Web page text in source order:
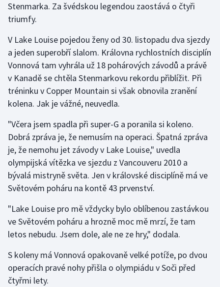
Golf
Gymnastika
Házená
Jezdectví
Judo
Krasobruslení
Lezení
Lyže a snowboard
Motorsport
Parasport
Stenmarka. Za švédskou legendou zaostává o čtyři
triumfy.
V Lake Louise pojedou ženy od 30. listopadu dva sjezdy
a jeden superobří slalom. Královna rychlostních disciplín
Vonnová tam vyhrála už 18 pohárových závodů a právě
v Kanadě se chtěla Stenmarkovu rekordu přiblížit. Při
tréninku v Copper Mountain si však obnovila zranění
kolena. Jak je vážné, neuvedla.
"Včera jsem spadla při super-G a poranila si koleno.
Dobrá zpráva je, že nemusím na operaci. Špatná zpráva
je, že nemohu jet závody v Lake Louise," uvedla
olympijská vítězka ve sjezdu z Vancouveru 2010 a
bývalá mistryně světa. Jen v královské disciplíně má ve
Světovém poháru na kontě 43 prvenství.
"Lake Louise pro mě vždycky bylo oblíbenou zastávkou
ve Světovém poháru a hrozně moc mě mrzí, že tam
letos nebudu. Jsem dole, ale ne ze hry," dodala.
S koleny má Vonnová opakovaně velké potíže, po dvou
operacích pravé nohy přišla o olympiádu v Soči před
čtyřmi lety.